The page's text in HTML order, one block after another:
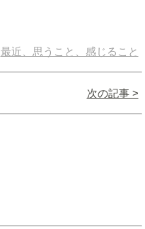
最近、思うこと、感じること
次の記事 >